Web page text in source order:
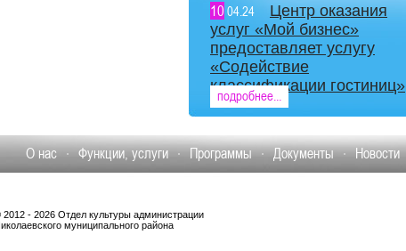
10 04.24
Центр оказания
услуг «Мой бизнес»
предоставляет услугу
«Содействие
классификации гостиниц»
подробнее...
О нас Функции, услуги Программы Документы Новости
2012 - 2026 Отдел культуры администрации
муниципального района